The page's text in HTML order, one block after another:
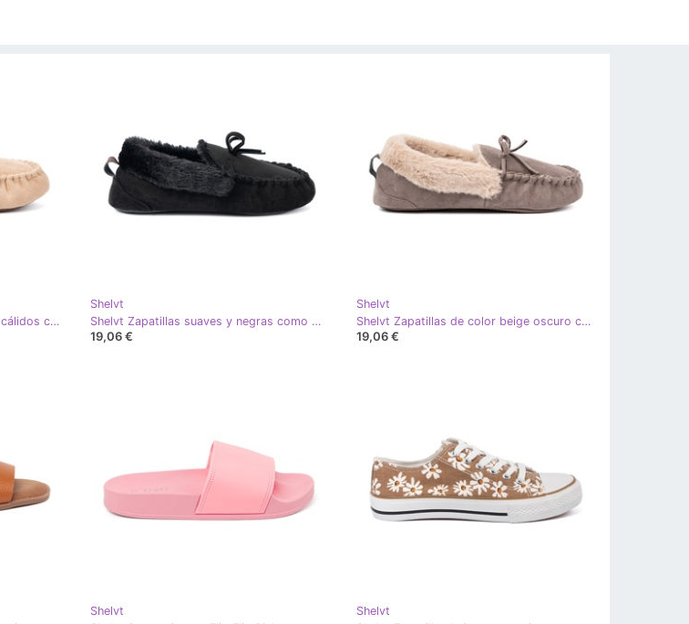
Shelvt Zapatillas de color beige cálidos como mocasines con arco
Shelvt
Shelvt Zapatillas suaves y negras como mocasines con arco negro
19,06 €
Shelvt
Shelvt Zapatillas de color beige oscuro con arco y un interior esponjoso de tipo mocasín
19,06 €
Shelvt
Shelvt